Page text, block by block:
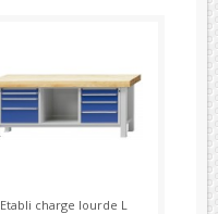
Etabli charge lourde L